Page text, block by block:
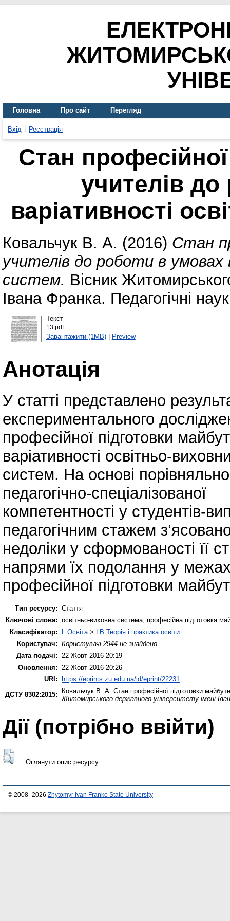
Головна Про сайт Перегляд
Вхід Реєстрація
Стан
учителів
варіативності
Ковальчук В. А. (2016) Стан
учителів до роботи в умовах
систем. Вісник
Івана Франка. Педагогічні
Текст
13.pdf
Завантажити (1MB)| Preview
Анотація
У статті представлено
експериментального
професійної підготовки
варіативності освітньо-
систем. На основі
педагогічно-спеціалізованої
компетентності у студентів-
педагогічним стажем
недоліки у сформованості її
напрями їх подолання у
професійної підготовки
Тип ресурсу: Стаття
Ключові слова: освітньо-виховна система, професійна підготовка
Класифікатор:
L Освіта > LB Теорія і практика освіти
Користувач: Користувачі 2944 не знайдено.
Дата подачі:
22 Жовт 2016 20:19
Оновлення:
22 Жовт 2016 20:26
URI: https://eprints.zu.edu.ua/id/eprint/22231
ДСТУ 8302:2015:
Ковальчук В. А. Стан професійної підготовки
Житомирського державного університету імені
Дії ​​(потрібно ввійти)
Оглянути опис ресурсу
© 2008–2026 Zhytomyr Ivan Franko State University